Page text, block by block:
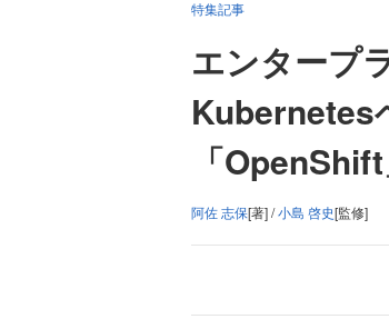
特集記事
エンタープ
Kubernetes
「
阿佐 志保[著] /小島 啓史[監修]